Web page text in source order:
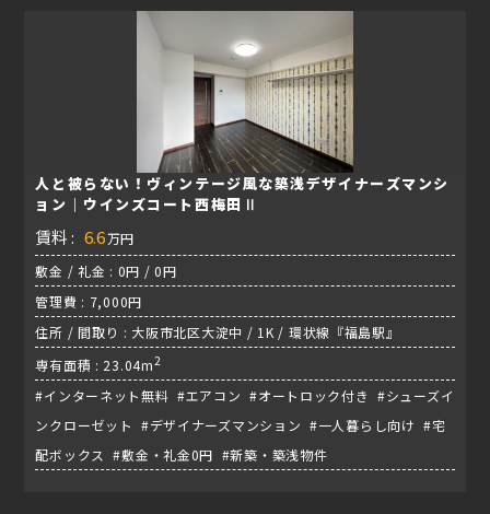
人と被らない！ヴィンテージ風な築浅デザイナーズマンシ
ョン｜ウインズコート西梅田Ⅱ
賃料 : 6.6万円
敷金 / 礼金 : 0円 / 0円
管理費 : 7,000円
住所 / 間取り : 大阪市北区大淀中 / 1K / 環状線『福島駅』
専有面積 : 23.04m2
#インターネット無料 #エアコン #オートロック付き #シューズイ
ンクローゼット #デザイナーズマンション #一人暮らし向け #宅
配ボックス #敷金・礼金0円 #新築・築浅物件